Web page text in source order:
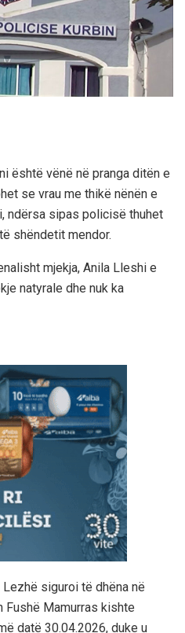
është vënë në pranga ditën e
se vrau me thikë nënën e
ndërsa sipas policisë thuhet
shëndetit mendor.
mjekja, Anila Lleshi e
natyrale dhe nuk ka
siguroi të dhëna në
Mamurras kishte
datë 30.04.2026, duke u